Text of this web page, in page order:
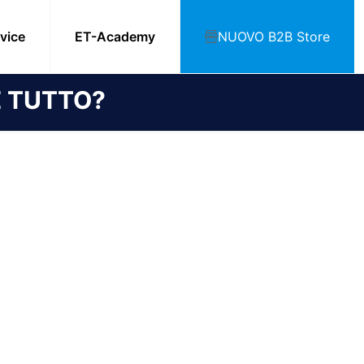
ET-Academy NUOVO B2B Store
TUTTO?